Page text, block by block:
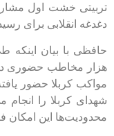
اول مشارکت دارند
برای رسیدن به
حضوری داشتیم،
حضور یافته و
را انجام
این امکان فراهم